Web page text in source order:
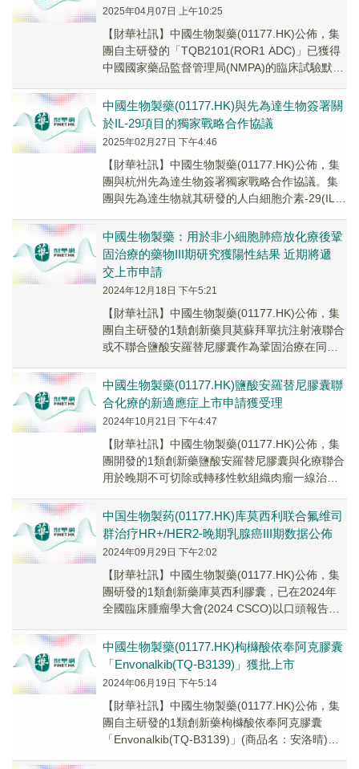
2025年04月07日 上午10:25
【財華社訊】中國生物製藥(01177.HK)公佈，集
團自主研發的「TQB2101(ROR1 ADC)」已獲得
中國國家藥品監督管理局(NMPA)的臨床試驗默示
中國生物製藥(01177.HK)與先為達生物簽署關
於IL-29項目的獨家戰略合作協議
2025年02月27日 下午4:46
【財華社訊】中國生物製藥(01177.HK)公佈，集
團與杭州先為達生物簽署獨家戰略合作協議。集
團與先為達生物就其研發的人白細胞介素-29(IL-
中國生物製藥：用於非小細胞肺癌放化療後鞏
固治療的藥物III期研究獲陽性結果 近期將遞
交上市申請
2024年12月18日 下午5:21
【財華社訊】中國生物製藥(01177.HK)公佈，集
團自主研發的1類創新藥貝莫蘇拜單抗注射液聯合
或不聯合鹽酸安羅替尼膠囊作為鞏固治療在同步/
中國生物製藥(01177.HK)鹽酸安羅替尼膠囊聯
合化療的新適應症上市申請獲受理
2024年10月21日 下午4:47
【財華社訊】中國生物製藥(01177.HK)公佈，集
團開發的1類創新藥鹽酸安羅替尼膠囊與化療聯合
用於晚期不可切除或轉移性軟組織肉瘤一線治療
中国生物製药(01177.HK)库莫西利联合氟维司
群治疗HR+/HER2-晚期乳腺癌III期数据公佈
2024年09月29日 下午2:02
【財華社訊】中國生物製藥(01177.HK)公佈，集
團研發的1類創新藥庫莫西利膠囊，已在2024年
全國臨床腫瘤學大會(2024 CSCO)以口頭報告的
中國生物製藥(01177.HK)枸櫞酸依奉阿克膠囊
「Envonalkib(TQ-B3139)」獲批上市
2024年06月19日 下午5:14
【財華社訊】中國生物製藥(01177.HK)公佈，集
團自主研發的1類創新藥枸櫞酸依奉阿克膠囊
「Envonalkib(TQ-B3139)」(商品名：安洛晴)已